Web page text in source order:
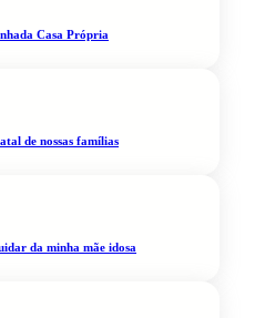
Casa Própria
de nossas famílias
da minha mãe idosa